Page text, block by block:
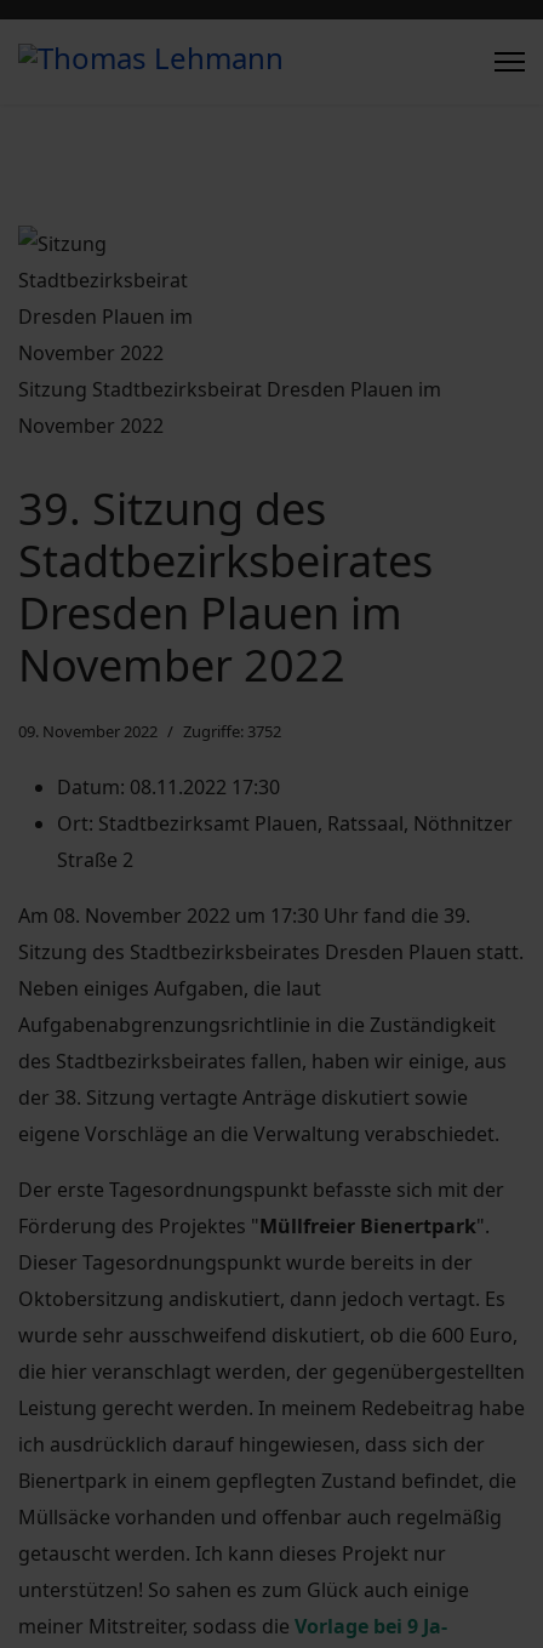
Sitzung Stadtbezirksbeirat Dresden Plauen im
November 2022
39. Sitzung des
Stadtbezirksbeirates
Dresden Plauen im
November 2022
09. November 2022 Zugriffe: 3752
Datum: 08.11.2022 17:30
Ort: Stadtbezirksamt Plauen, Ratssaal, Nöthnitzer
Straße 2
Am 08. November 2022 um 17:30 Uhr fand die 39.
Sitzung des Stadtbezirksbeirates Dresden Plauen statt.
Neben einiges Aufgaben, die laut
Aufgabenabgrenzungsrichtlinie in die Zuständigkeit
des Stadtbezirksbeirates fallen, haben wir einige, aus
der 38. Sitzung vertagte Anträge diskutiert sowie
eigene Vorschläge an die Verwaltung verabschiedet.
Der erste Tagesordnungspunkt befasste sich mit der
Förderung des Projektes "Müllfreier Bienertpark".
Dieser Tagesordnungspunkt wurde bereits in der
Oktobersitzung andiskutiert, dann jedoch vertagt. Es
wurde sehr ausschweifend diskutiert, ob die 600 Euro,
die hier veranschlagt werden, der gegenübergestellten
Leistung gerecht werden. In meinem Redebeitrag habe
ich ausdrücklich darauf hingewiesen, dass sich der
Bienertpark in einem gepflegten Zustand befindet, die
Müllsäcke vorhanden und offenbar auch regelmäßig
getauscht werden. Ich kann dieses Projekt nur
unterstützen! So sahen es zum Glück auch einige
meiner Mitstreiter, sodass die Vorlage bei 9 Ja-